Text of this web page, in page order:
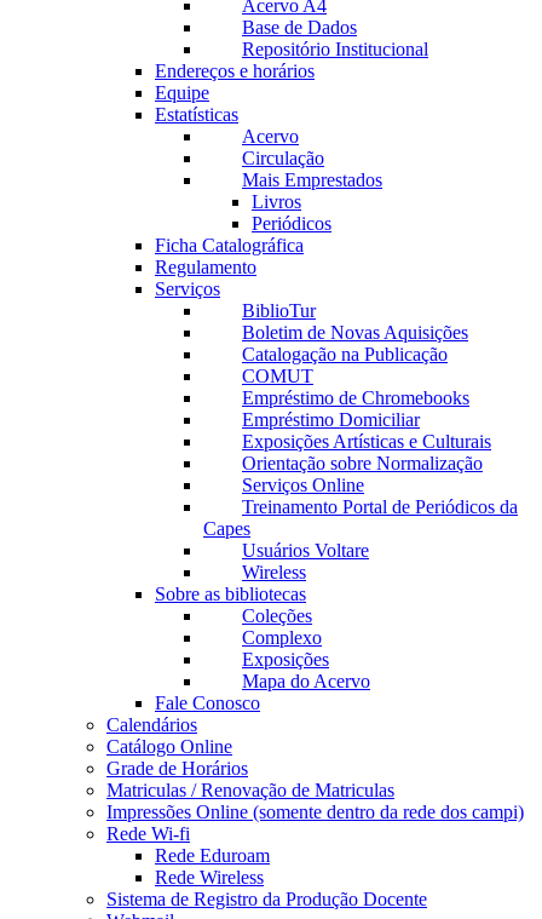
Acervo A4
Base de Dados
Repositório Institucional
Endereços e horários
Equipe
Estatísticas
Acervo
Circulação
Mais Emprestados
Livros
Periódicos
Ficha Catalográfica
Regulamento
Serviços
BiblioTur
Boletim de Novas Aquisições
Catalogação na Publicação
COMUT
Empréstimo de Chromebooks
Empréstimo Domiciliar
Exposições Artísticas e Culturais
Orientação sobre Normalização
Serviços Online
Treinamento Portal de Periódicos da
Capes
Usuários Voltare
Wireless
Sobre as bibliotecas
Coleções
Complexo
Exposições
Mapa do Acervo
Fale Conosco
Calendários
Catálogo Online
Grade de Horários
Matriculas / Renovação de Matriculas
Impressões Online (somente dentro da rede dos campi)
Rede Wi-fi
Rede Eduroam
Rede Wireless
Sistema de Registro da Produção Docente